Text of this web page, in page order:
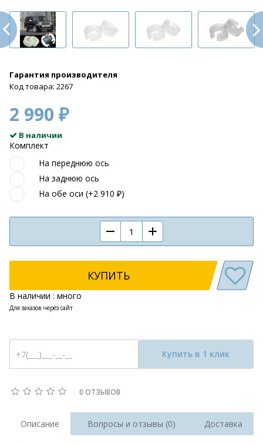
Гарантия производителя
Код товара: 2267
2 990 ₽
В наличии
Комплект
На переднюю ось
На заднюю ось
На обе оси (+2 910 ₽)
КУПИТЬ
В наличии : много
Для заказов через сайт
Купить в 1 клик
0 ОТЗЫВОВ
Описание Вопросы и отзывы (0) Доставка